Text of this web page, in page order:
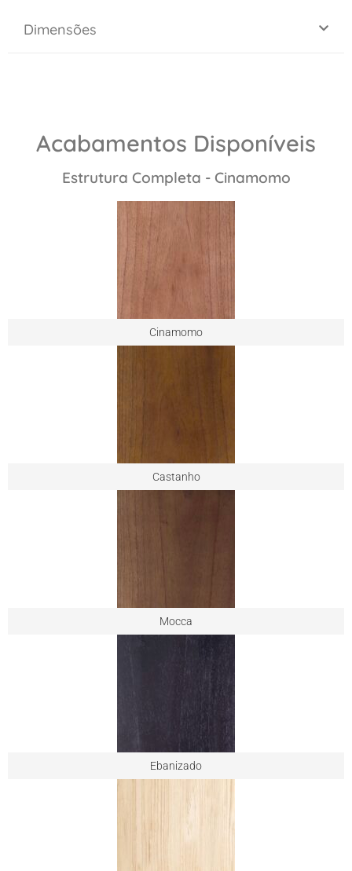
Dimensões
Acabamentos Disponíveis
Estrutura Completa - Cinamomo
Cinamomo
Castanho
Mocca
Ebanizado